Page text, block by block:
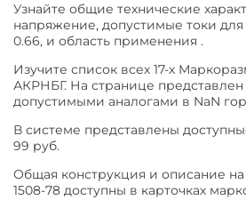
Узнайте общие технические
напряжение, допустимые токи
0.66, и область применения .
Изучите список всех 17-х
АКРНБГ. На странице представлен
допустимыми аналогами в NaN
В системе представлены
99 руб.
Общая конструкция и описание
1508-78 доступны в карточках